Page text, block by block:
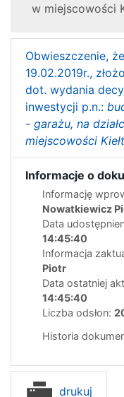
w miejscowości
Obwieszczenie,
19.02.2019r.,
dot. wydania
inwestycji p.n.:
- garażu, na
miejscowości
Informacje o
Informację
Nowatkiewicz
Data
14:45:40
Informacja
Piotr
Data ostatniej
14:45:40
Liczba odsłon:
Historia
drukuj